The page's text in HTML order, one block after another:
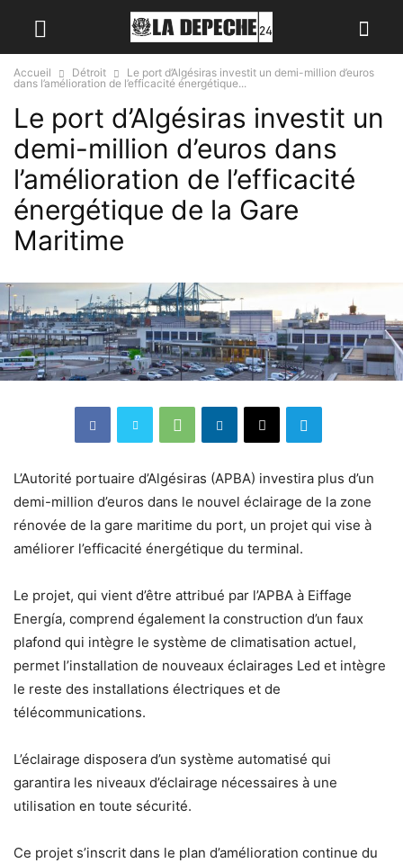
Accueil Détroit
Le port d’Algésiras investit un demi-million d’euros
dans l’amélioration de l’efficacité énergétique...
Le port d’Algésiras investit un
demi-million d’euros dans
l’amélioration de l’efficacité
énergétique de la Gare
Maritime
L’Autorité portuaire d’Algésiras (APBA) investira plus d’un
demi-million d’euros dans le nouvel éclairage de la zone
rénovée de la gare maritime du port, un projet qui vise à
améliorer l’efficacité énergétique du terminal.
Le projet, qui vient d’être attribué par l’APBA à Eiffage
Energía, comprend également la construction d’un faux
plafond qui intègre le système de climatisation actuel,
permet l’installation de nouveaux éclairages Led et intègre
le reste des installations électriques et de
télécommunications.
L’éclairage disposera d’un système automatisé qui
garantira les niveaux d’éclairage nécessaires à une
utilisation en toute sécurité.
Ce projet s’inscrit dans le plan d’amélioration continue du